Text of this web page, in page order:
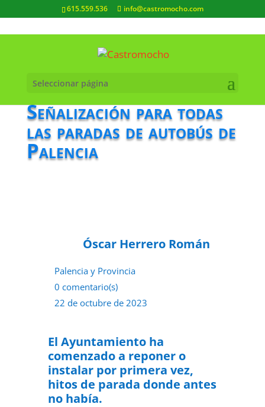
615.559.536 info@castromocho.com
Seleccionar página
Señalización para todas
las paradas de autobús de
Palencia
Óscar Herrero Román
Palencia y Provincia
0 comentario(s)
22 de octubre de 2023
El Ayuntamiento ha
comenzado a reponer o
instalar por primera vez,
hitos de parada donde antes
no había.